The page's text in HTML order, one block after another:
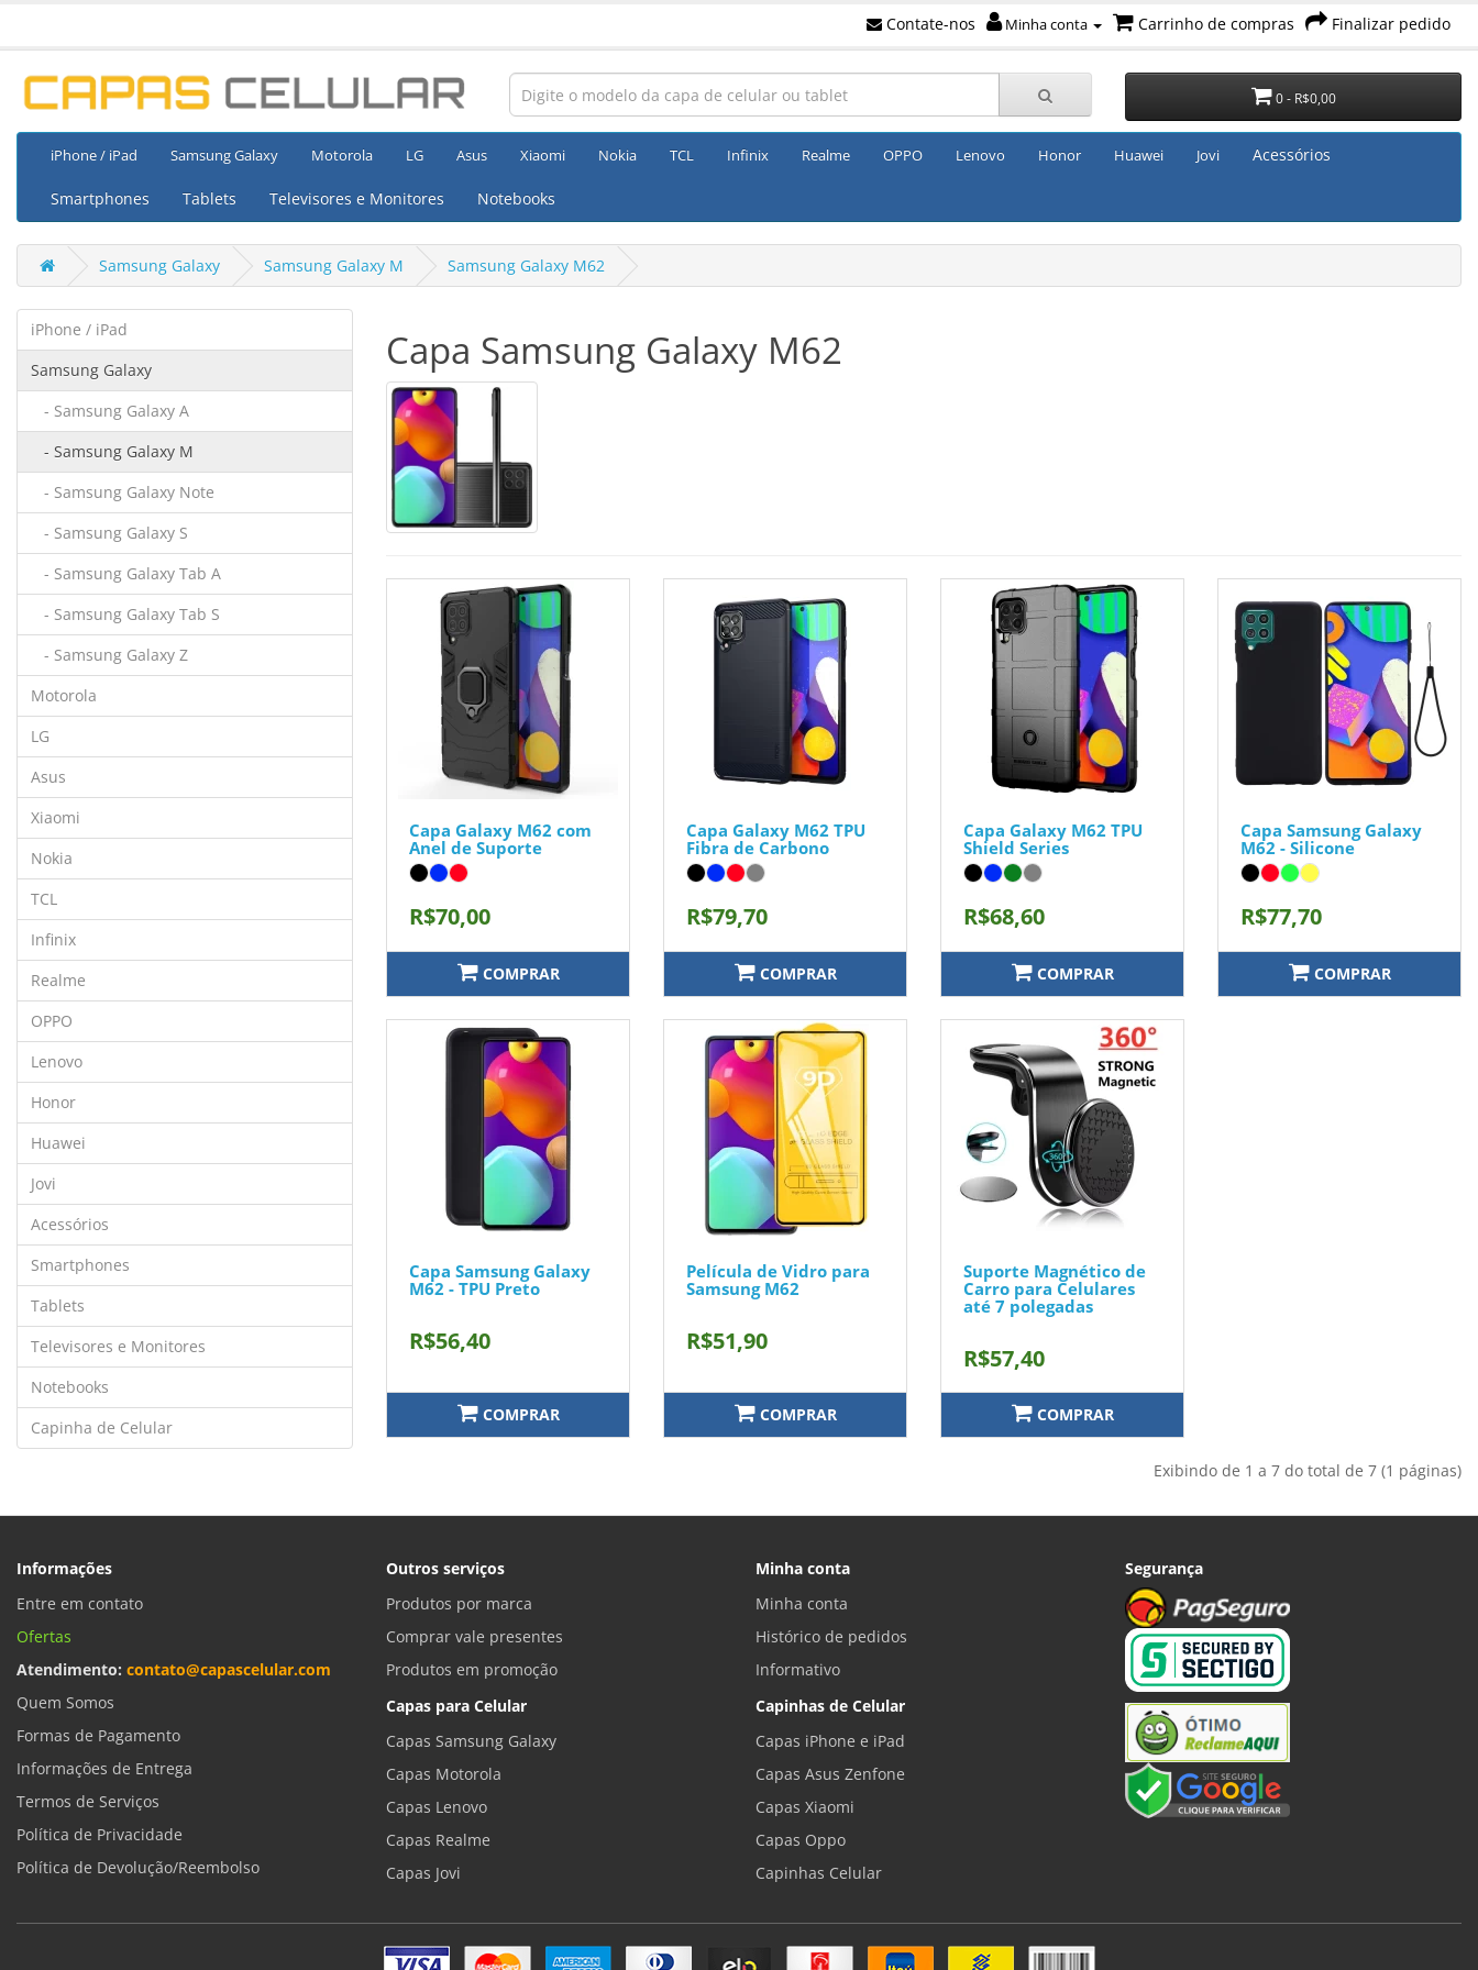
Contate-nos Minha conta Carrinho de compras Finalizar pedido
0 - R$0,00
iPhone / iPad Samsung Galaxy Motorola LG Asus Xiaomi Nokia TCL Infinix Realme OPPO Lenovo Honor Huawei Jovi Acessórios
Smartphones Tablets Televisores e Monitores Notebooks
Samsung Galaxy Samsung Galaxy M Samsung Galaxy M62
iPhone / iPad
Samsung Galaxy
- Samsung Galaxy A
- Samsung Galaxy M
- Samsung Galaxy Note
- Samsung Galaxy S
- Samsung Galaxy Tab A
- Samsung Galaxy Tab S
- Samsung Galaxy Z
Motorola
LG
Asus
Xiaomi
Nokia
TCL
Infinix
Realme
OPPO
Lenovo
Honor
Huawei
Jovi
Acessórios
Smartphones
Tablets
Televisores e Monitores
Notebooks
Capinha de Celular
Capa Samsung Galaxy M62
Capa Galaxy M62 com
Anel de Suporte
R$70,00
COMPRAR
Capa Galaxy M62 TPU
Fibra de Carbono
R$79,70
COMPRAR
Capa Galaxy M62 TPU
Shield Series
R$68,60
COMPRAR
Capa Samsung Galaxy
M62 - Silicone
R$77,70
COMPRAR
Capa Samsung Galaxy
M62 - TPU Preto
R$56,40
COMPRAR
Película de Vidro para
Samsung M62
R$51,90
COMPRAR
Suporte Magnético de
Carro para Celulares
até 7 polegadas
R$57,40
COMPRAR
Exibindo de 1 a 7 do total de 7 (1 páginas)
Informações
Entre em contato
Ofertas
Atendimento: contato@capascelular.com
Quem Somos
Formas de Pagamento
Informações de Entrega
Termos de Serviços
Política de Privacidade
Política de Devolução/Reembolso
Outros serviços
Produtos por marca
Comprar vale presentes
Produtos em promoção
Capas para Celular
Capas Samsung Galaxy
Capas Motorola
Capas Lenovo
Capas Realme
Capas Jovi
Minha conta
Minha conta
Histórico de pedidos
Informativo
Capinhas de Celular
Capas iPhone e iPad
Capas Asus Zenfone
Capas Xiaomi
Capas Oppo
Capinhas Celular
Segurança